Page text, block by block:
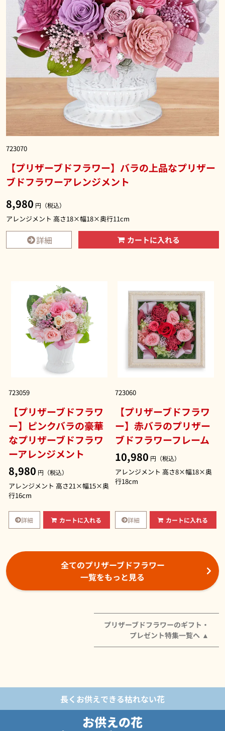
723070
【プリザーブドフラワー】バラの上品なプリザー
ブドフラワーアレンジメント
8,980 円（税込）
アレンジメント 高さ18×幅18×奥行11cm
詳細 カートに入れる
723059
【プリザーブドフラワ
ー】ピンクバラの豪華
なプリザーブドフラワ
ーアレンジメント
8,980 円（税込）
アレンジメント 高さ21×幅15×奥
行16cm
詳細 カートに入れる
723060
【プリザーブドフラワ
ー】赤バラのプリザー
ブドフラワーフレーム
10,980 円（税込）
アレンジメント 高さ8×幅18×奥
行18cm
詳細 カートに入れる
全てのプリザーブドフラワー
一覧をもっと見る
プリザーブドフラワーのギフト・
プレゼント特集一覧へ
長くお供えできる枯れない花
お供えの花